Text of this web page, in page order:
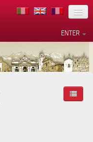
ENTER